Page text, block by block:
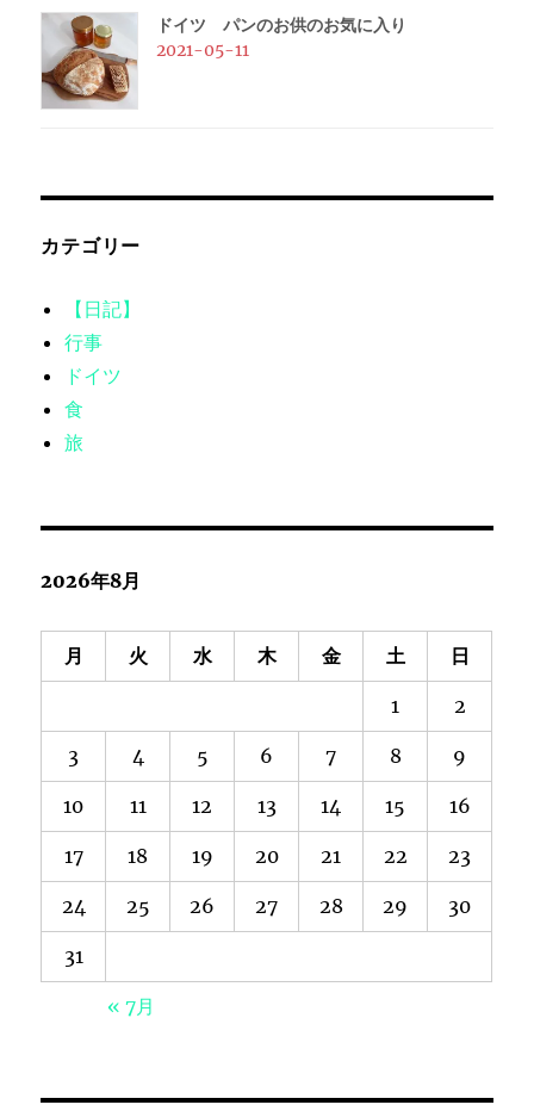
ドイツ パンのお供のお気に入り
2021-05-11
カテゴリー
【日記】
行事
ドイツ
食
旅
2026年8月
月 火 水 木 金 土 日
1 2
3 4 5 6 7 8 9
10 11 12 13 14 15 16
17 18 19 20 21 22 23
24 25 26 27 28 29 30
31
« 7月